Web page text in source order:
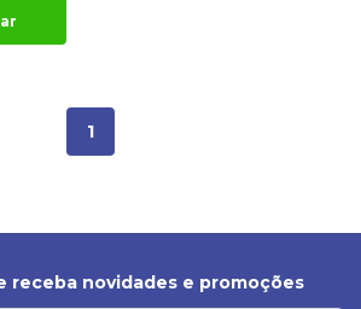
1
receba novidades e promoções